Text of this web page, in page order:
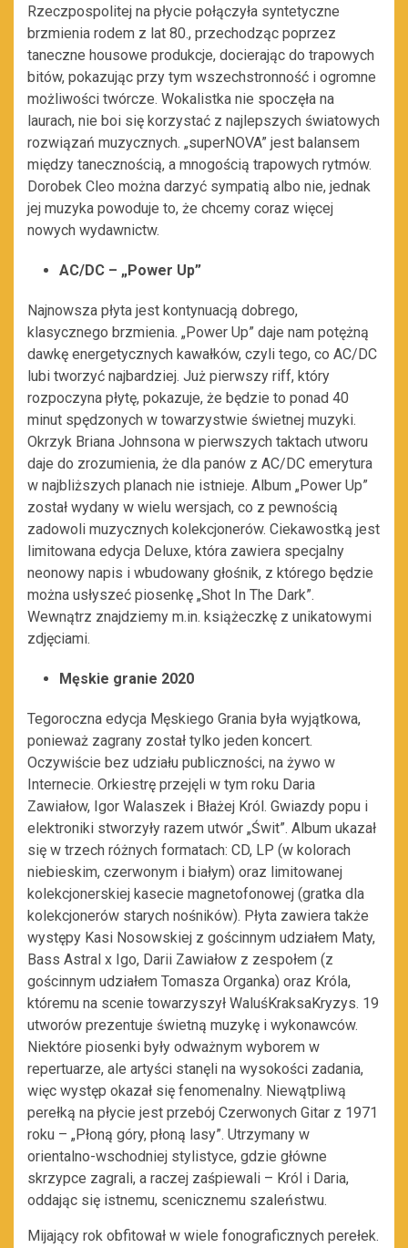
Rzeczpospolitej na płycie połączyła syntetyczne
brzmienia rodem z lat 80., przechodząc poprzez
taneczne housowe produkcje, docierając do trapowych
bitów, pokazując przy tym wszechstronność i ogromne
możliwości twórcze. Wokalistka nie spoczęła na
laurach, nie boi się korzystać z najlepszych światowych
rozwiązań muzycznych. „superNOVA” jest balansem
między tanecznością, a mnogością trapowych rytmów.
Dorobek Cleo można darzyć sympatią albo nie, jednak
jej muzyka powoduje to, że chcemy coraz więcej
nowych wydawnictw.
AC/DC – „Power Up”
Najnowsza płyta jest kontynuacją dobrego,
klasycznego brzmienia. „Power Up” daje nam potężną
dawkę energetycznych kawałków, czyli tego, co AC/DC
lubi tworzyć najbardziej. Już pierwszy riff, który
rozpoczyna płytę, pokazuje, że będzie to ponad 40
minut spędzonych w towarzystwie świetnej muzyki.
Okrzyk Briana Johnsona w pierwszych taktach utworu
daje do zrozumienia, że dla panów z AC/DC emerytura
w najbliższych planach nie istnieje. Album „Power Up”
został wydany w wielu wersjach, co z pewnością
zadowoli muzycznych kolekcjonerów. Ciekawostką jest
limitowana edycja Deluxe, która zawiera specjalny
neonowy napis i wbudowany głośnik, z którego będzie
można usłyszeć piosenkę „Shot In The Dark”.
Wewnątrz znajdziemy m.in. książeczkę z unikatowymi
zdjęciami.
Męskie granie 2020
Tegoroczna edycja Męskiego Grania była wyjątkowa,
ponieważ zagrany został tylko jeden koncert.
Oczywiście bez udziału publiczności, na żywo w
Internecie. Orkiestrę przejęli w tym roku Daria
Zawiałow, Igor Walaszek i Błażej Król. Gwiazdy popu i
elektroniki stworzyły razem utwór „Świt”. Album ukazał
się w trzech różnych formatach: CD, LP (w kolorach
niebieskim, czerwonym i białym) oraz limitowanej
kolekcjonerskiej kasecie magnetofonowej (gratka dla
kolekcjonerów starych nośników). Płyta zawiera także
występy Kasi Nosowskiej z gościnnym udziałem Maty,
Bass Astral x Igo, Darii Zawiałow z zespołem (z
gościnnym udziałem Tomasza Organka) oraz Króla,
któremu na scenie towarzyszył WaluśKraksaKryzys. 19
utworów prezentuje świetną muzykę i wykonawców.
Niektóre piosenki były odważnym wyborem w
repertuarze, ale artyści stanęli na wysokości zadania,
więc występ okazał się fenomenalny. Niewątpliwą
perełką na płycie jest przebój Czerwonych Gitar z 1971
roku – „Płoną góry, płoną lasy”. Utrzymany w
orientalno-wschodniej stylistyce, gdzie główne
skrzypce zagrali, a raczej zaśpiewali – Król i Daria,
oddając się istnemu, scenicznemu szaleństwu.
Mijający rok obfitował w wiele fonograficznych perełek.